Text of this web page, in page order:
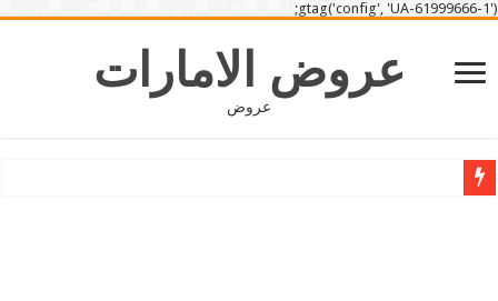
gtag('config', 'UA-61999666-1');
عروض الامارات
عروض